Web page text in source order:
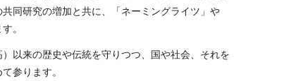
同研究の増加と共に、「ネーミングライツ」や
。
以来の歴史や伝統を守りつつ、国や社会、それを
参ります。